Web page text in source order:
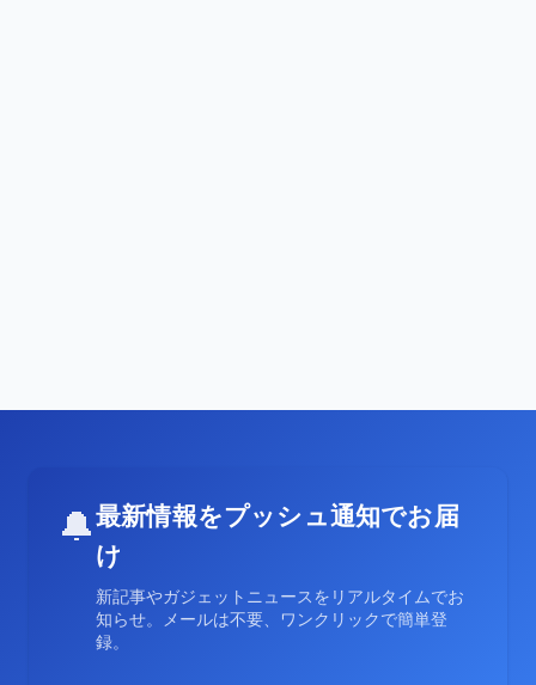
🔔最新情報をプッシュ通知でお届
け
新記事やガジェットニュースをリアルタイムでお
知らせ。メールは不要、ワンクリックで簡単登
録。